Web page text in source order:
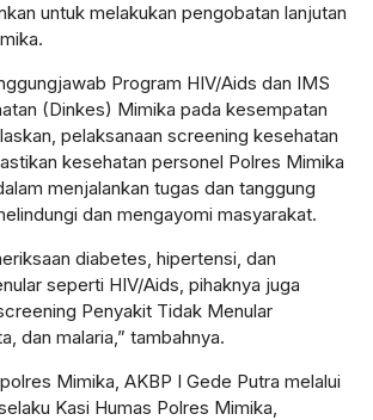
untuk melakukan pengobatan lanjutan
Program HIV/Aids dan IMS
(Dinkes) Mimika pada kesempatan
pelaksanaan screening kesehatan
kesehatan personel Polres Mimika
menjalankan tugas dan tanggung
dan mengayomi masyarakat.
diabetes, hipertensi, dan
seperti HIV/Aids, pihaknya juga
Penyakit Tidak Menular
dan malaria,” tambahnya.
Mimika, AKBP I Gede Putra melalui
Kasi Humas Polres Mimika,